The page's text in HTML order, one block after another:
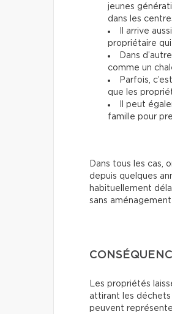
jeunes
dans les
Il arrive
propriétaire qui
Dans
comme un
Parfois,
que les
Il peut
famille pour
Dans tous les cas,
depuis quelques
habituellement
sans
Les propriétés
attirant les déchets
peuvent